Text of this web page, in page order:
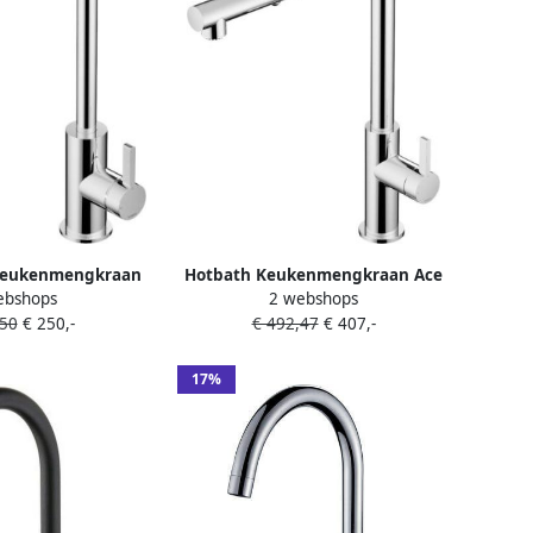
uitloop
AC040CR
€ 250,-
Hotbath Keukenmengkraan Ace
met draaibare uitloop en
uittrekbare duo-spray
2 webshops
€ 492,47€ 407,-
17%